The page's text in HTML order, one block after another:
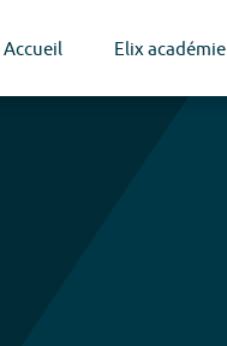
Accueil Elix académie